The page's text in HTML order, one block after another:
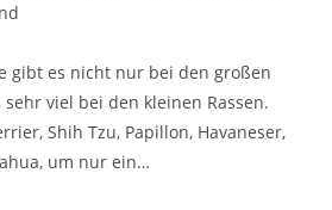
gibt es nicht nur bei den großen
sehr viel bei den kleinen Rassen.
Shih Tzu, Papillon, Havaneser,
um nur ein…